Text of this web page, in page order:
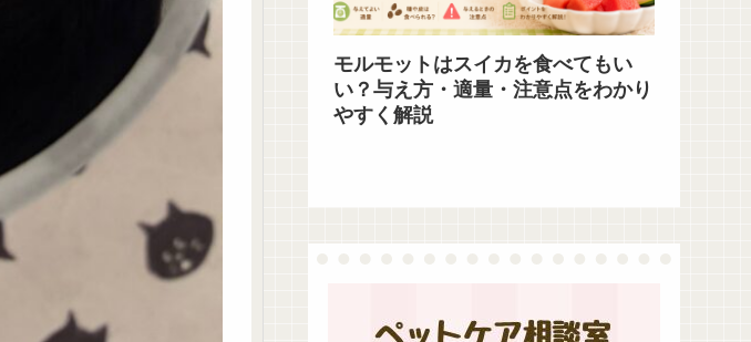
モルモットはスイカを食べてもい
い？与え方・適量・注意点をわかり
やすく解説